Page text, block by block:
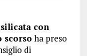
con
scorso ha preso
di